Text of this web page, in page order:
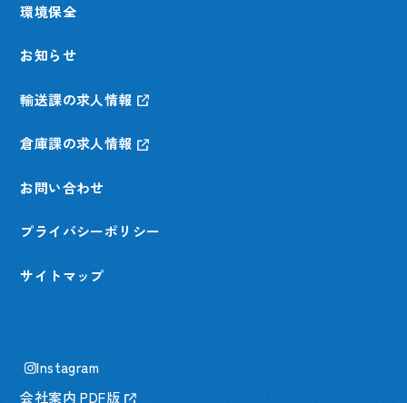
環境保全
お知らせ
輸送課の求人情報
倉庫課の求人情報
お問い合わせ
プライバシーポリシー
サイトマップ
Instagram
会社案内 PDF版